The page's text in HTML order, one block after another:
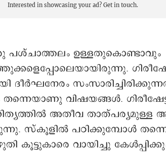
Interested in showcasing your ad? Get in touch.
പശ്ചാത്തലം
വിഷയങ്ങൾ.
അതീവ താത്പര്യമുള്ള
സ്കൂളിൽ പഠിക്കുമ്പോൾ തന്നെ
വായിച്ചു കേൾപ്പിക്കും.